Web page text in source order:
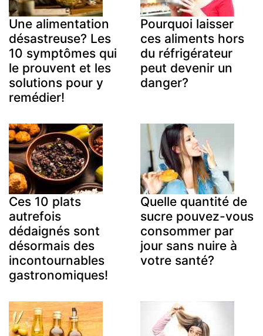
Une alimentation
désastreuse? Les
10 symptômes qui
le prouvent et les
solutions pour y
remédier!
Pourquoi laisser
ces aliments hors
du réfrigérateur
peut devenir un
danger?
Ces 10 plats
autrefois
dédaignés sont
désormais des
incontournables
gastronomiques!
Quelle quantité de
sucre pouvez-vous
consommer par
jour sans nuire à
votre santé?